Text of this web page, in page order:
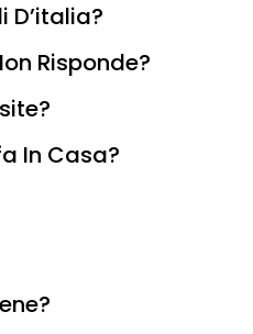
D’italia?
Risponde?
In Casa?